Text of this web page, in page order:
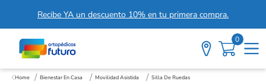
Recibe YA un descuento 10% en tu primera compra.
0
Bienestar En Casa Movilidad Asistida Silla De Ruedas